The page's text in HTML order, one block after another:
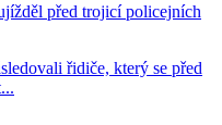
před trojicí policejních
řidiče, který se před